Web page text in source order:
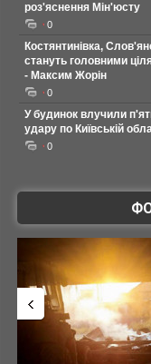
роз'яснення Мін'юсту
0
Костянтинівка,
стануть головними
- Максим Жорін
0
У будинок влучили
удару по Київській
0